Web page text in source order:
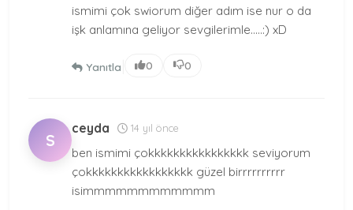
ismimi çok swiorum diğer adım ise nur o da
işk anlamına geliyor sevgilerimle.....:) xD
Yanıtla 0 0
S
ceyda 14 yıl önce
ben ismimi çokkkkkkkkkkkkkkkk seviyorum
çokkkkkkkkkkkkkkkkk güzel birrrrrrrrrr
isimmmmmmmmmmmm